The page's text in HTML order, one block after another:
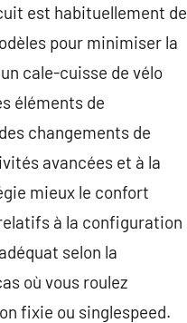
est habituellement de
pour minimiser la
cale-cuisse de vélo
éléments de
changements de
avancées et à la
mieux le confort
à la configuration
selon la
où vous roulez
fixie ou singlespeed.